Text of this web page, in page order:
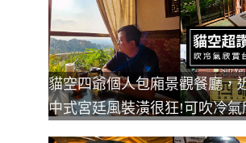
貓空四爺個人包廂景觀餐廳，
中式宮廷風裝潢很狂!可吹冷